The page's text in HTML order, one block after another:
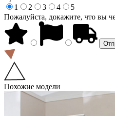
1
2 3 4
5
Пожалуйста, докажите, что вы
Похожие модели